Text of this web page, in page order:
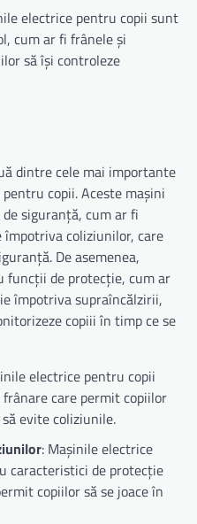
electrice pentru copii sunt
cum ar fi frânele și
să își controleze
dintre cele mai importante
copii. Aceste mașini
siguranță, cum ar fi
coliziunilor, care
De asemenea,
funcții de protecție, cum ar
împotriva supraîncălzirii,
copiii în timp ce se
electrice pentru copii
care permit copiilor
evite coliziunile.
: Mașinile electrice
caracteristici de protecție
copiilor să se joace în